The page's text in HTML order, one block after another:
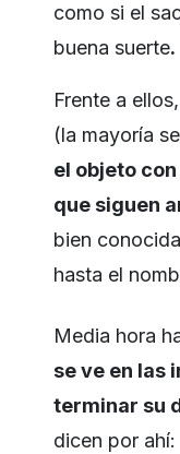
como si el
buena suerte.
Frente a ellos,
(la mayoría
el objeto
que siguen
bien
hasta el
Media hora
se ve en las
terminar su
dicen por ahí: